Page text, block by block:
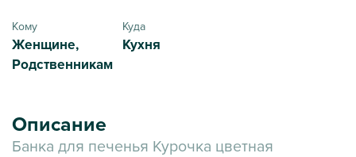
Кому
Женщине,
Родственникам
Куда
Кухня
Описание
Банка для печенья Курочка цветная